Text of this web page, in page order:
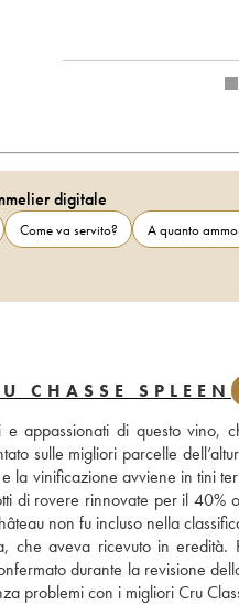
digitale
Come va servito?
A quanto
CHASSE SPLEEN
appassionati di questo vino,
sulle migliori parcelle
la vinificazione avviene in tini
di rovere rinnovate per il 40%
non fu incluso nella
che aveva ricevuto in
durante la revisione
problemi con i migliori Cru